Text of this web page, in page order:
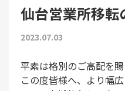
仙台営業所移転
2023.07.03
平素は格別のご高配を
この度皆様へ、より幅